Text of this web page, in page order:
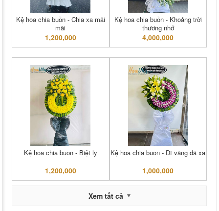
Kệ hoa chia buồn - Chia xa mãi
mãi
1,200,000
Kệ hoa chia buồn - Khoảng trời
thương nhớ
4,000,000
Kệ hoa chia buồn - Biệt ly
1,200,000
Kệ hoa chia buồn - Dĩ vãng đã xa
1,000,000
Xem tất cả